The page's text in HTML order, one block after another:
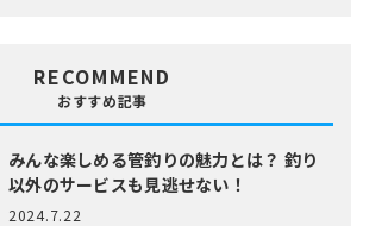
RECOMMEND
おすすめ記事
みんな楽しめる管釣りの魅力とは？ 釣り
以外のサービスも見逃せない！
2024.7.22